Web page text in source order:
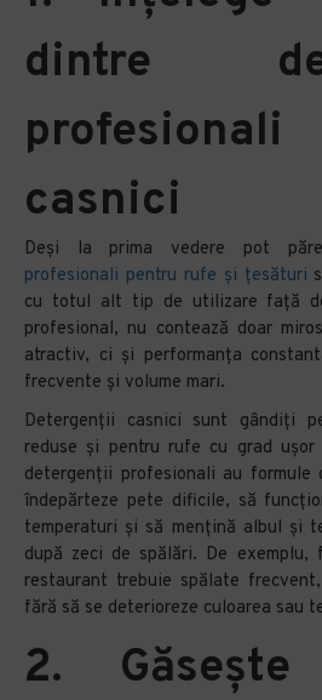
dintre
casnici
Deși la prima vedere pot
profesionali pentru rufe și țesături
cu totul alt tip de utilizare față
profesional, nu contează doar
atractiv, ci și performanța
frecvente și volume mari.
Detergenții casnici sunt gândiți
reduse și pentru rufe cu grad ușor
detergenții profesionali au formule
îndepărteze pete dificile, să
temperaturi și să mențină albul și
după zeci de spălări. De
restaurant trebuie spălate
fără să se deterioreze culoarea sau
2. Găsește